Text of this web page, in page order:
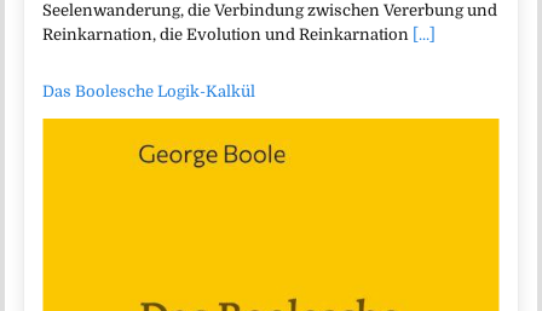
Seelenwanderung, die Verbindung zwischen Vererbung und
Reinkarnation, die Evolution und Reinkarnation [...]
Das Boolesche Logik-Kalkül